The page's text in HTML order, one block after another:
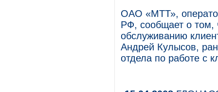
ОАО «МТТ»,
РФ, сообщает о том,
обслуживанию
Андрей Кулысов,
отдела по работе с